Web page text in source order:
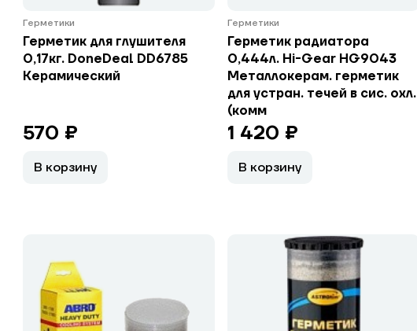
Герметики
Герметик для глушителя
0,17кг. DoneDeal DD6785
Керамический
570 ₽
В корзину
Герметики
Герметик радиатора
0,444л. Hi-Gear HG9043
Металлокерам. герметик
для устран. течей в сис. охл.
(комм
1 420 ₽
В корзину